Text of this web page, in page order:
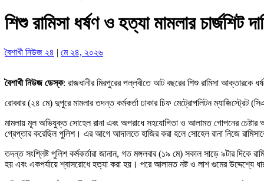
শিশু রামিসা ধর্ষণ ও হত্যা মামলার চার্জশিট
বৈশাখী নিউজ ২৪ | মে ২৪, ২০২৬
বৈশাখী নিউজ ডেস্ক: রাজধানীর মিরপুরের পল্লবীতে আট বছরের শিশু রামিসা আক্তারকে
রোববার (২৪ মে) দুপুরে মামলার তদন্ত কর্মকর্তা ঢাকার চিফ মেট্রোপলিটন ম্যাজিস্ট্রেট
মামলায় মূল অভিযুক্ত সোহেল রানা এবং অপরাধে সহযোগিতা ও আলামত গোপনের চেষ্টার
গ্রেপ্তার করেছিল পুলিশ। এর আগে আদালতে হাজির করা হলে সোহেল রানা নিজে
তদন্ত সংশ্লিষ্ট পুলিশ কর্মকর্তারা জানান, গত মঙ্গলবার (১৯ মে) সকাল সাড়ে ৯টার দিকে
হয় এবং একপর্যায়ে শ্বাসরোধে হত্যা করা হয়। পরে আলামত নষ্ট ও লাশ গুমের উদ্দেশ্যে